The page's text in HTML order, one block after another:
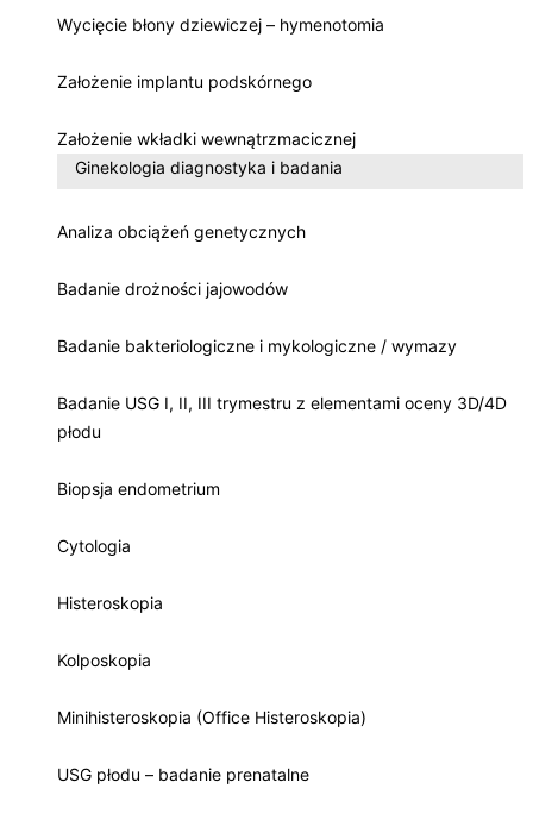
Wycięcie błony dziewiczej – hymenotomia
Założenie implantu podskórnego
Założenie wkładki wewnątrzmacicznej
Ginekologia diagnostyka i badania
Analiza obciążeń genetycznych
Badanie drożności jajowodów
Badanie bakteriologiczne i mykologiczne / wymazy
Badanie USG I, II, III trymestru z elementami oceny 3D/4D
płodu
Biopsja endometrium
Cytologia
Histeroskopia
Kolposkopia
Minihisteroskopia (Office Histeroskopia)
USG płodu – badanie prenatalne